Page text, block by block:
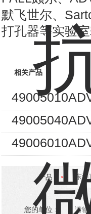
默飞世尔、
打孔器等实验
相关产品
产品：
您的单位：